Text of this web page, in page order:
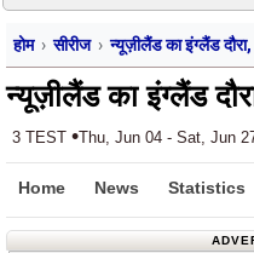
होम सीरीज न्यूज़ीलैंड का इंग्लैंड
न्यूज़ीलैंड का इंग्लैंड
3 TEST •Thu, Jun 04 - Sat, Jun
Home News Statistics